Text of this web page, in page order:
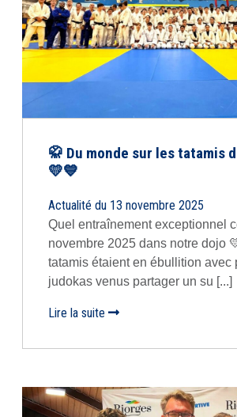
🥋 Du monde sur les tatamis
💛💙
Actualité du 13 novembre 2025
Quel entraînement exceptionnel
novembre 2025 dans notre dojo
tatamis étaient en ébullition avec
judokas venus partager un su [...]
Lire la suite